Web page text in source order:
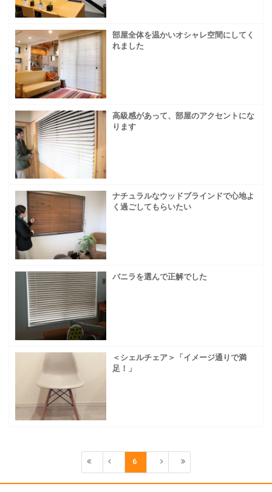
部屋全体を温かいオシャレ空間にしてく
れました
高級感があって、部屋のアクセントにな
ります
ナチュラルなウッドブラインドで心地よ
く過ごしてもらいたい
バニラを選んで正解でした
＜シェルチェア＞「イメージ通りで満
足！」
6